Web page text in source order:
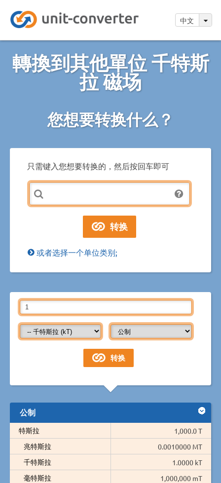
中文
轉換到其他單位 千特斯
拉 磁场
您想要转换什么？
只需键入您想要转换的，然后按回车即可
或者选择一个单位类别;
公制
特斯拉
1,000.0 T
兆特斯拉
0.0010000 MT
千特斯拉
1.0000 kT
毫特斯拉
1,000,000 mT